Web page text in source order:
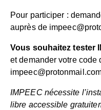
Pour participer :
auprès de
Vous souhaitez tester
et demander votre code
IMPEEC nécessite
libre accessible